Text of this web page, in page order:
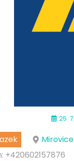
25.
Mirovice
+420602157876